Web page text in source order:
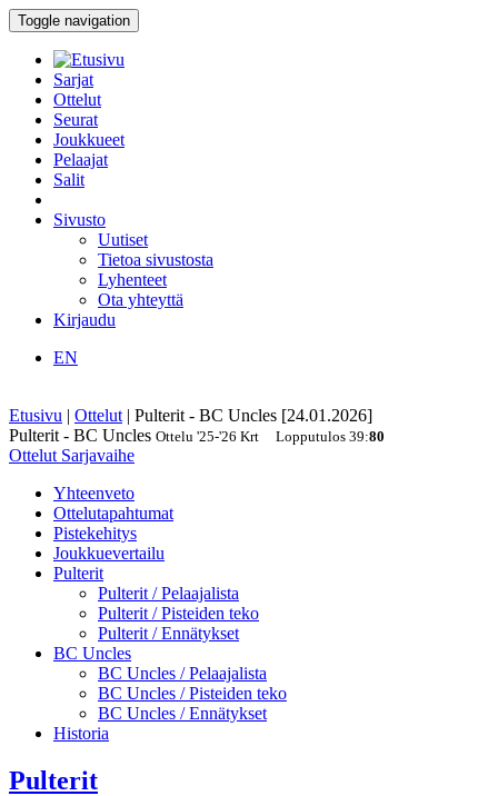
Toggle navigation
Sarjat
Ottelut
Seurat
Joukkueet
Pelaajat
Salit
Sivusto
Uutiset
Tietoa sivustosta
Lyhenteet
Ota yhteyttä
Kirjaudu
EN
Etusivu | Ottelut | Pulterit - BC Uncles [24.01.2026]
Pulterit - BC Uncles Ottelu '25-'26 Krt Lopputulos 39:80
Ottelut Sarjavaihe
Yhteenveto
Ottelutapahtumat
Pistekehitys
Joukkuevertailu
Pulterit
Pulterit /Pelaajalista
Pulterit /Pisteiden teko
Pulterit /Ennätykset
BC Uncles
BC Uncles /Pelaajalista
BC Uncles /Pisteiden teko
BC Uncles /Ennätykset
Historia
Pulterit